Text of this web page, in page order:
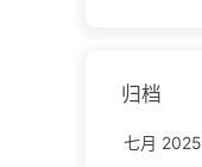
归档
七月 2025